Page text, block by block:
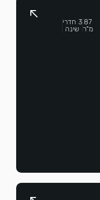
87
מ"ר
3 חדרי
שינה